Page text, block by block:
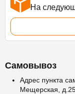
На
Самовывоз
Адрес пункта
Мещерская,